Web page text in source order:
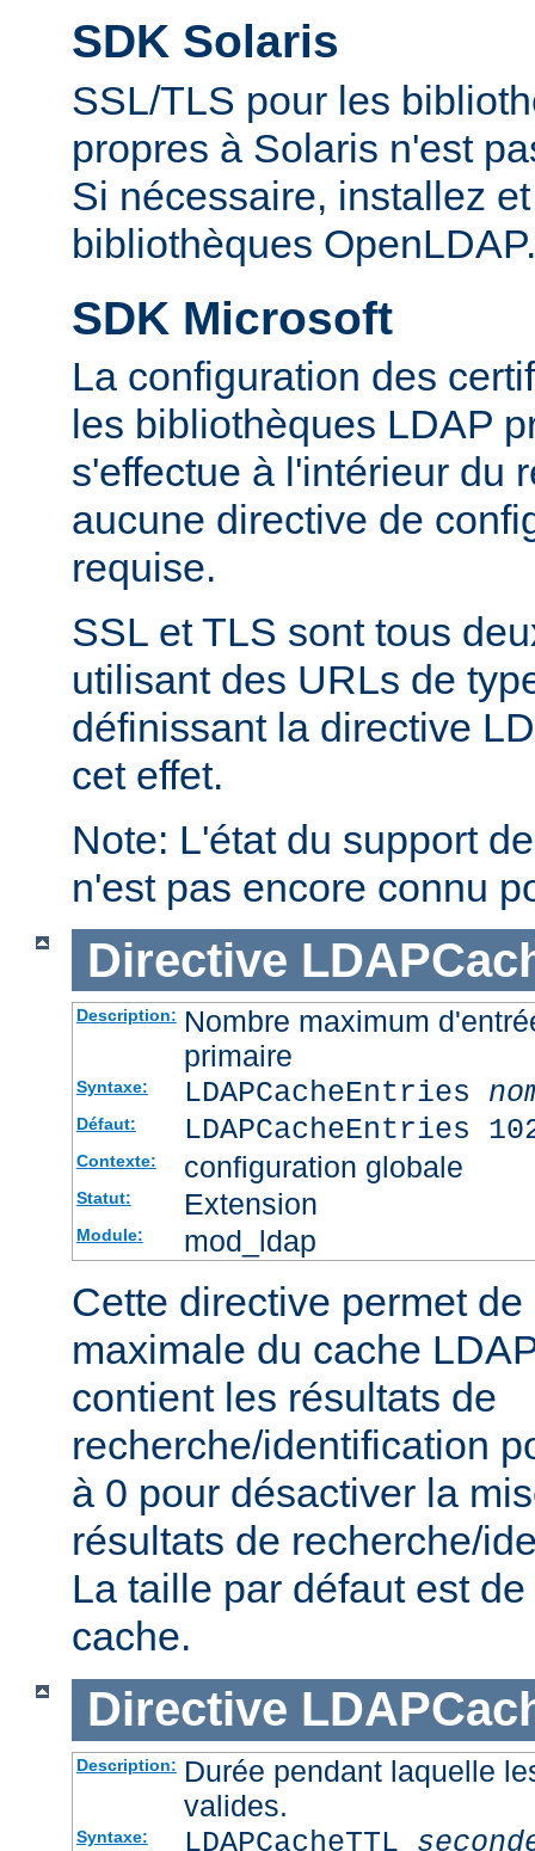
SDK Solaris
SSL/TLS pour les
propres à Solaris n'est
Si nécessaire, installez
bibliothèques OpenLDAP.
SDK Microsoft
La configuration des
les bibliothèques LDAP
s'effectue à l'intérieur du
aucune directive de
requise.
SSL et TLS sont tous
utilisant des URLs de
définissant la directive
cet effet.
Note: L'état du support
n'est pas encore connu
Directive
Description: Nombre maximum
primaire
Syntaxe: LDAPCacheEntries
Défaut: LDAPCacheEntries
Contexte: configuration globale
Statut: Extension
Module: mod_ldap
Cette directive permet
maximale du cache
contient les résultats de
recherche/identification
à 0 pour désactiver la
résultats de recherche/
La taille par défaut est
cache.
Directive
Description: Durée pendant laquelle
valides.
Syntaxe: LDAPCacheTTL